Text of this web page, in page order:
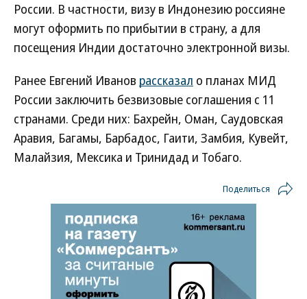
России. В частности, визу в Индонезию россияне
могут оформить по прибытии в страну, а для
посещения Индии достаточно электронной визы.
Ранее Евгений Иванов рассказал о планах МИД
России заключить безвизовые соглашения с 11
странами. Среди них: Бахрейн, Оман, Саудовская
Аравия, Багамы, Барбадос, Гаити, Замбия, Кувейт,
Малайзия, Мексика и Тринидад и Тобаго.
Поделиться